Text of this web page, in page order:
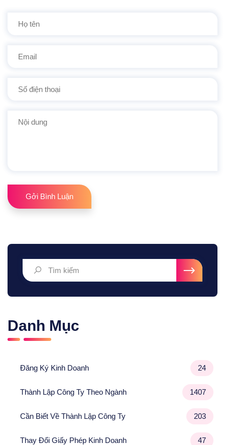
Danh Mục
Đăng Ký Kinh Doanh 24
Thành Lập Công Ty Theo Ngành 1407
Cần Biết Về Thành Lập Công Ty 203
Thay Đổi Giấy Phép Kinh Doanh 47
Gởi Bình Luận